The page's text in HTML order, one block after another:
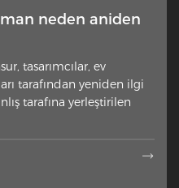
neden aniden
tasarımcılar, ev
tarafından yeniden ilgi
tarafına yerleştirilen
